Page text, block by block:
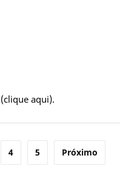
aqui).
4 5 Próximo